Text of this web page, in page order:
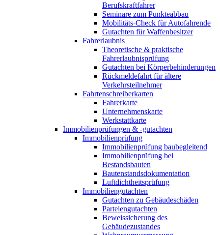
Berufskraftfahrer
Seminare zum Punkteabbau
Mobilitäts-Check für Autofahrende
Gutachten für Waffenbesitzer
Fahrerlaubnis
Theoretische & praktische
Fahrerlaubnisprüfung
Gutachten bei Körperbehinderungen
Rückmeldefahrt für ältere
Verkehrsteilnehmer
Fahrtenschreiberkarten
Fahrerkarte
Unternehmenskarte
Werkstattkarte
Immobilienprüfungen & -gutachten
Immobilienprüfung
Immobilienprüfung baubegleitend
Immobilienprüfung bei
Bestandsbauten
Bautenstandsdokumentation
Luftdichtheitsprüfung
Immobiliengutachten
Gutachten zu Gebäudeschäden
Parteiengutachten
Beweissicherung des
Gebäudezustandes